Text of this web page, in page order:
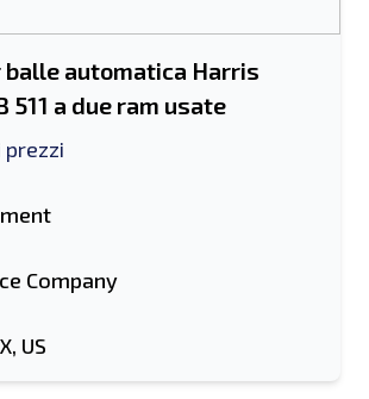
balle automatica Harris
511 a due ram usate
prezzi
Company
US